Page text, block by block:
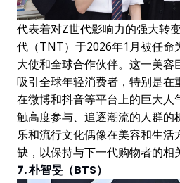
代表着对Z世代影响力的强大转
代（TNT）于2026年1月被任命
大使和全球合作伙伴。这一美
吸引全球年轻消费者，特别是
在微博和抖音等平台上的巨大人
触高度参与、追逐潮流的人群的
乐和流行文化偶像在美容和生活
缺，以保持与下一代购物者的相
7. 朴智旻（BTS）